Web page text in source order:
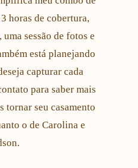
horas de cobertura,
sessão de fotos e
está planejando
capturar cada
para saber mais
tornar seu casamento
o de Carolina e